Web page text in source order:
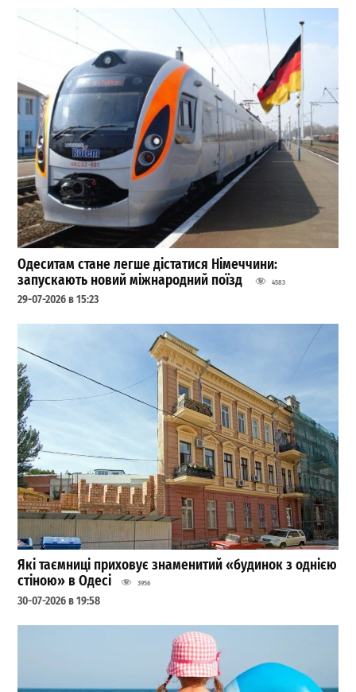
Одеситам стане легше дістатися Німеччини:
запускають новий міжнародний поїзд
4583
29-07-2026 в 15:23
Які таємниці приховує знаменитий «будинок з однією
стіною» в Одесі
3956
30-07-2026 в 19:58